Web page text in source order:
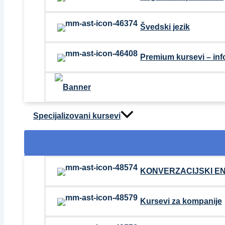
Švedski jezik
Premium kursevi –
Specijalizovani kursevi
KONVERZACIJSKI
Kursevi za kompanije